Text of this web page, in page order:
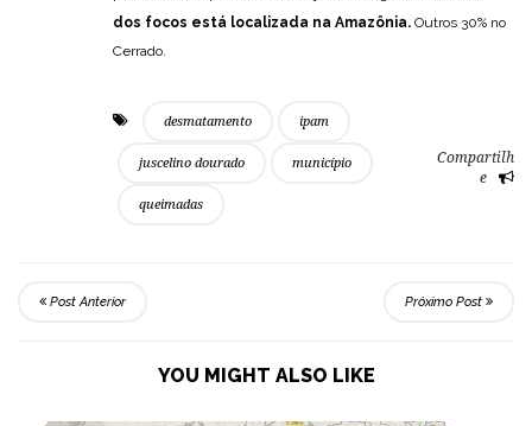
dos focos está localizada na Amazônia. Outros 30% no
Cerrado.
desmatamento ipam
juscelino dourado município
queimadas
Compartilh
e
Post Anterior Próximo Post
YOU MIGHT ALSO LIKE